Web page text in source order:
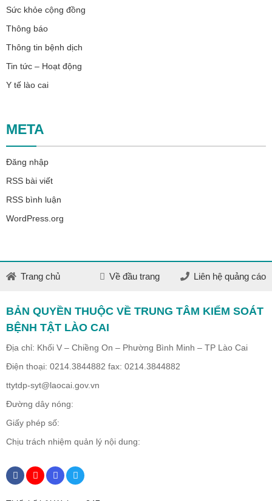
Sức khỏe cộng đồng
Thông báo
Thông tin bệnh dịch
Tin tức – Hoạt động
Y tế lào cai
META
Đăng nhập
RSS bài viết
RSS bình luận
WordPress.org
Trang chủ Về đầu trang Liên hệ quảng cáo
BẢN QUYỀN THUỘC VỀ TRUNG TÂM KIỂM SOÁT
BỆNH TẬT LÀO CAI
Địa chỉ: Khối V – Chiềng On – Phường Bình Minh – TP Lào Cai
Điện thoại: 0214.3844882 fax: 0214.3844882
ttytdp-syt@laocai.gov.vn
Đường dây nóng:
Giấy phép số:
Chịu trách nhiệm quản lý nội dung: